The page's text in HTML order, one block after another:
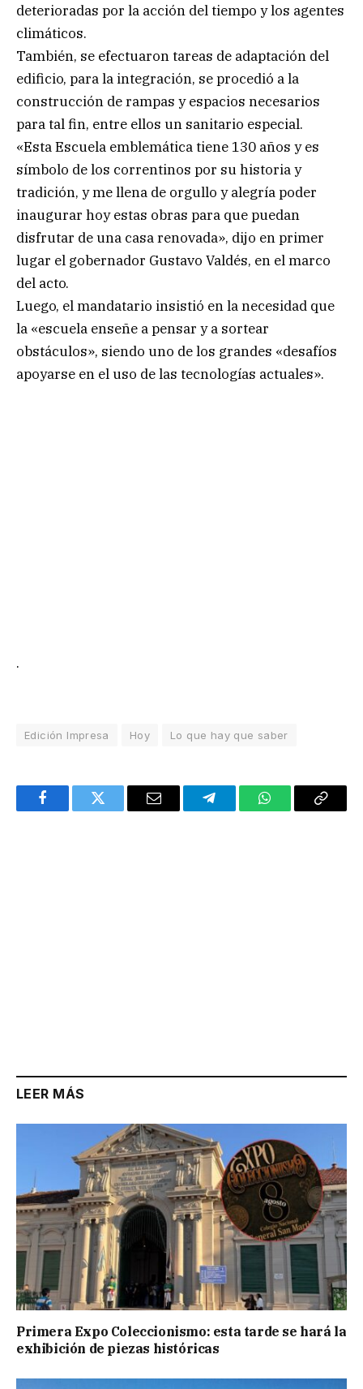
deterioradas por la acción del tiempo y los agentes
climáticos.
También, se efectuaron tareas de adaptación del
edificio, para la integración, se procedió a la
construcción de rampas y espacios necesarios
para tal fin, entre ellos un sanitario especial.
«Esta Escuela emblemática tiene 130 años y es
símbolo de los correntinos por su historia y
tradición, y me llena de orgullo y alegría poder
inaugurar hoy estas obras para que puedan
disfrutar de una casa renovada», dijo en primer
lugar el gobernador Gustavo Valdés, en el marco
del acto.
Luego, el mandatario insistió en la necesidad que
la «escuela enseñe a pensar y a sortear
obstáculos», siendo uno de los grandes «desafíos
apoyarse en el uso de las tecnologías actuales».
.
Edición Impresa Hoy Lo que hay que saber
FacebookTwitter Email TelegramWhatsAppCopy
LEER MÁS
Primera Expo Coleccionismo: esta tarde se hará la
exhibición de piezas históricas